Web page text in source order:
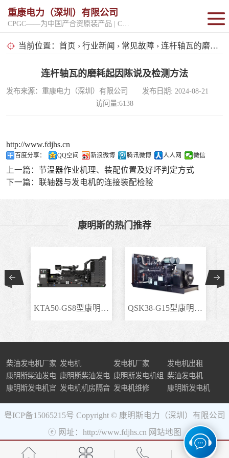
重康电力（深圳）有限公司
当前位置： 首页 › 行业新闻 › 常见故障 › 连杆轴瓦的磨耗起因陈说及检测方法
连杆轴瓦的磨耗起因陈说及检测方法
发布来源：重康电力（深圳）有限公司 发布日期: 2024-08-21
访问量:6138
http://www.fdjhs.cn
百度分享： QQ空间 新浪微博 腾讯微博 人人网 微信
上一篇： 节温器作业机理、装配位置及好坏判定方式
下一篇： 联轴器与发电机的连接装配检验
康明斯的热门推荐
KTA50-GS8型康明斯柴.. QSK38-G15型康明斯柴..
柴油发电机厂家 发电机 发电机厂家
发电机出租
康明斯柴油发电
机组
康明斯柴油发电
机
康明斯发电机组 柴油发电机
康明斯发电机官 发电机机房隔音 发电机维修 康明斯发电机
粤ICP备15065215号 Copyright © 康明斯电力（深圳）有限公司
ⓔ 网址：http://www.fdjhs.cn 网站地图
固定开架式
超静音型
移动电站